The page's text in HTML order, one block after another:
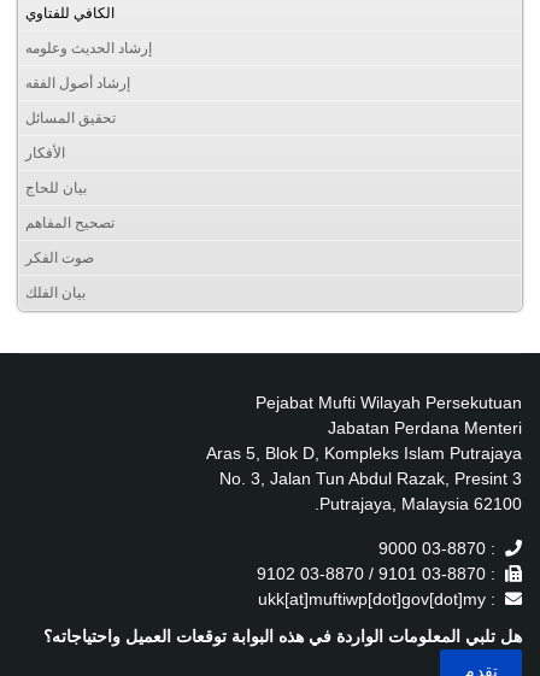
الكافي للفتاوي
إرشاد الحديث وعلومه
إرشاد أصول الفقه
تحقيق المسائل
الأفكار
بيان للحاج
تصحيح المفاهم
صوت الفكر
بيان الفلك
Pejabat Mufti Wilayah Persekutuan
Jabatan Perdana Menteri
Aras 5, Blok D, Kompleks Islam Putrajaya
No. 3, Jalan Tun Abdul Razak, Presint 3
62100 Putrajaya, Malaysia.
: 03-8870 9000
: 03-8870 9101 / 03-8870 9102
: ukk[at]muftiwp[dot]gov[dot]my
هل تلبي المعلومات الواردة في هذه البوابة توقعات العميل واحتياجاته؟